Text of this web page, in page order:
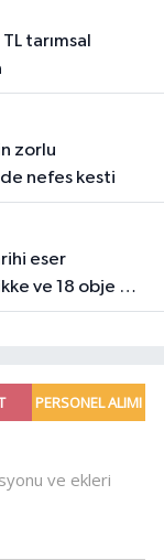
nefes kesti
ve 18 obje ele
Nuri Aslan koydu